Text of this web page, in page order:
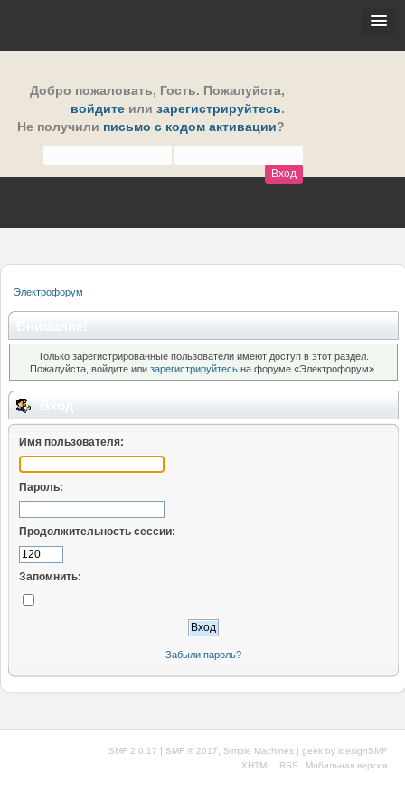
Добро пожаловать, Гость. Пожалуйста,
войдите или зарегистрируйтесь.
Не получили письмо с кодом активации?
Электрофорум
Только зарегистрированные пользователи имеют доступ в этот раздел.
Пожалуйста, войдите или зарегистрируйтесь на форуме «Электрофорум».
Имя пользователя:
Пароль:
Продолжительность сессии:
Запомнить:
Забыли пароль?
SMF 2.0.17 SMF © 2017, Simple Machines | geek by idesignSMF
XHTML
RSS Мобильная версия